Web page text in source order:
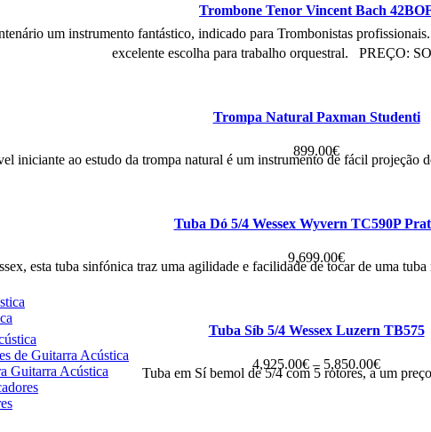
de Guitarra Acústica
Guitarra Acústica
Trombone Tenor Vincent Bach
um instrumento fantástico, indicado para Trombonistas
excelente escolha para trabalho orquestral. PREÇO:
Trompa Natural Paxman Studenti
899.00€
iniciante ao estudo da trompa natural é um instrumento de fácil projeção
Tuba Dó 5/4 Wessex Wyvern TC590P
9,699.00€
esta tuba sinfónica traz uma agilidade e facilidade de tocar de uma
Tuba Síb 5/4 Wessex Luzern TB575
4,925.00€ – 5,850.00€Price
range:
Tuba em Sí bemol de 5/4 com 5 rotores, a um